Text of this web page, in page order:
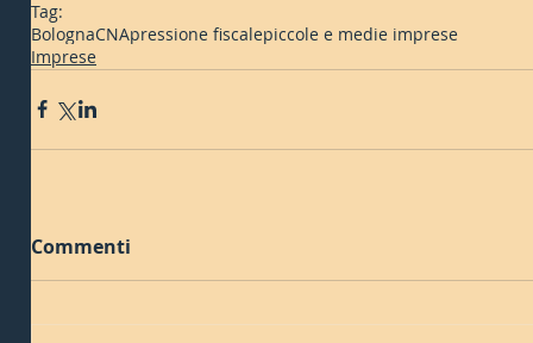
Tag:
BolognaCNApressione fiscalepiccole e medie imprese
Imprese
Commenti